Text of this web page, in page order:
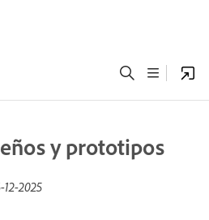
y prototipos
12-2025